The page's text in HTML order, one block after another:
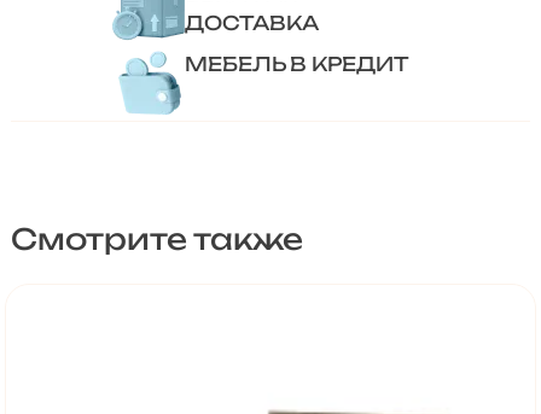
ДОСТАВКА
МЕБЕЛЬ В КРЕДИТ
Смотрите также